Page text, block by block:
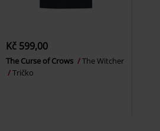
Kč 599,00
The Curse of Crows
The Witcher
Tričko